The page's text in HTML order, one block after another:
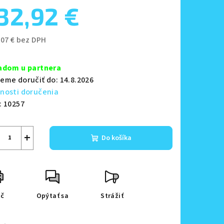
€
€ bez DPH
u partnera
doručiť do: 14.8.2026
doručenia
10257
+ Do košíka
Opýtať sa Strážiť